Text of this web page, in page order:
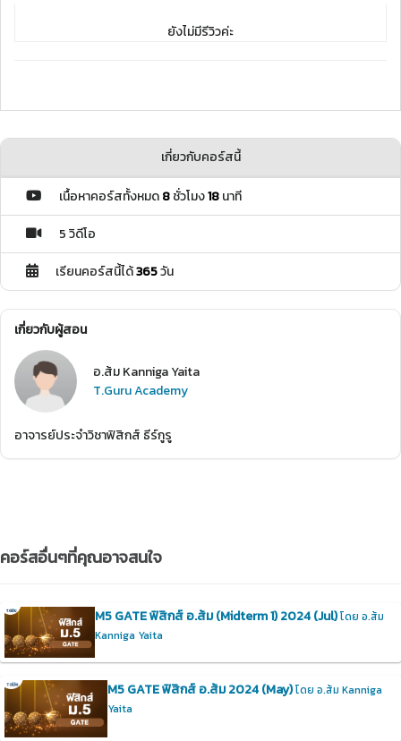
ยังไม่มีรีวิวค่ะ
เกี่ยวกับคอร์สนี้
เนื้อหาคอร์สทั้งหมด8ชั่วโมง18นาที
5 วิดีโอ
เรียนคอร์สนี้ได้365วัน
เกี่ยวกับผู้สอน
อ.ส้ม Kanniga Yaita
T.Guru Academy
อาจารย์ประจำวิชาฟิสิกส์ ธีร์กูรู
คอร์สอื่นๆที่คุณอาจสนใจ
M5 GATE ฟิสิกส์ อ.ส้ม (Midterm 1) 2024 (Jul)โดย อ.ส้ม
Kanniga Yaita
M5 GATE ฟิสิกส์ อ.ส้ม 2024 (May)โดย อ.ส้ม Kanniga
Yaita